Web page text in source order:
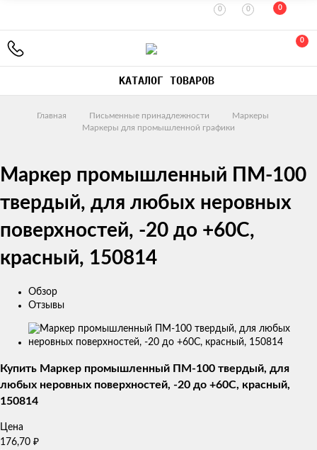
0 0 0
0
КАТАЛОГ ТОВАРОВ
Главная Письменные принадлежности
Маркеры
Маркеры для промышленной графики
Маркер промышленный ПМ-100
твердый, для любых неровных
поверхностей, -20 до +60С,
красный, 150814
Обзор
Отзывы
Изображения
товаров
Купить Маркер промышленный ПМ-100 твердый, для
любых неровных поверхностей, -20 до +60С, красный,
150814
Цена
176,70 ₽